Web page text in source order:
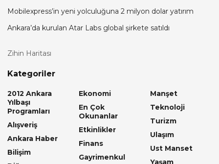
Mobilexpress’in yeni yolculuğuna 2 milyon dolar yatırım
Ankara’da kurulan Atar Labs global şirkete satıldı
Zihin Haritası
Kategoriler
2012 Ankara
Yılbaşı
Programları
Alışveriş
Ankara Haber
Bilişim
Ekonomi
En Çok
Okunanlar
Etkinlikler
Finans
Gayrimenkul
Manşet
Teknoloji
Turizm
Ulaşım
Ust Manset
Yaşam